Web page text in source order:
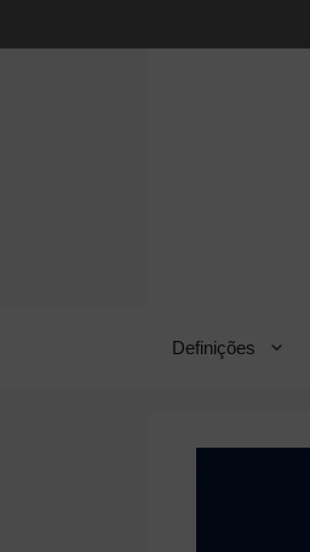
para
Definições